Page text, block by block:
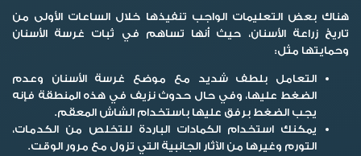
هناك بعض التعليمات الواجب تنفيذها خلال الساعات الأولى من
تاريخ زراعة الأسنان، حيث أنها تساهم في ثبات غرسة الأسنان
وحمايتها مثل:
التعامل بلطف شديد مع موضع غرسة الأسنان وعدم
الضغط عليها، وفي حال حدوث نزيف في هذه المنطقة فإنه
يجب الضغط برفق عليها باستخدام الشاش المعقم.
يمكنك استخدام الكمادات الباردة للتخلص من الكدمات،
التورم وغيرها من الآثار الجانبية التي تزول مع مرور الوقت.